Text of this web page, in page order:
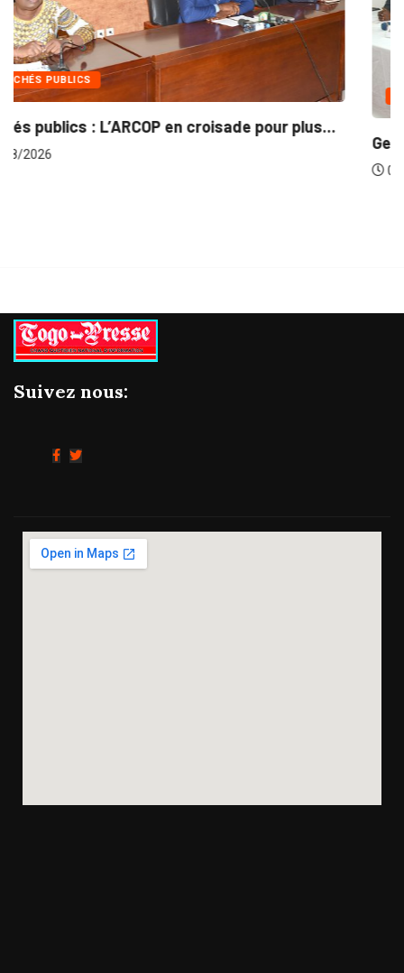
INTÉGRATION RÉGIONALE
Gestion concertée et durable du Bassin du...
Suivez nous: